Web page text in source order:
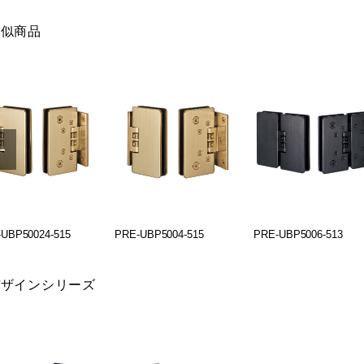
商品
515 PRE-UBP5004-515 PRE-UBP5006-513
インシリーズ